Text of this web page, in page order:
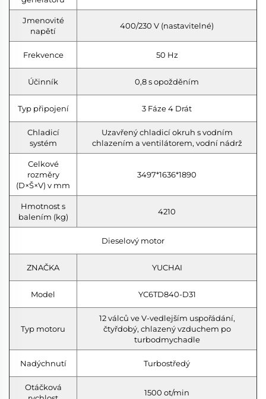
Jmenovité
napětí
400/230 V (nastavitelné)
Frekvence 50 Hz
Účinník 0,8 s opožděním
Typ připojení 3 Fáze 4 Drát
Chladicí
systém
Uzavřený chladicí okruh s vodním
chlazením a ventilátorem, vodní nádrž
Celkové
rozměry
(D×Š×V) v mm
3497*1636*1890
Hmotnost s
balením (kg)
4210
Dieselový motor
ZNAČKA YUCHAI
Model YC6TD840-D31
Typ motoru
12 válců ve V-vedlejším uspořádání,
čtyřdobý, chlazený vzduchem po
turbodmychadle
Nadýchnutí Turbostředý
Otáčková
1500 ot/min